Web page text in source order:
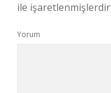
ile işaretlenmişlerdir
Yorum